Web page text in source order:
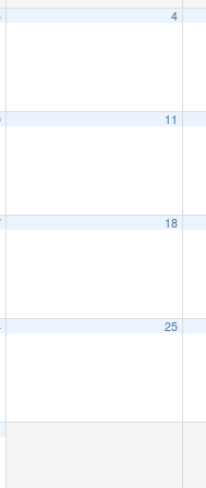
4
11
18
25